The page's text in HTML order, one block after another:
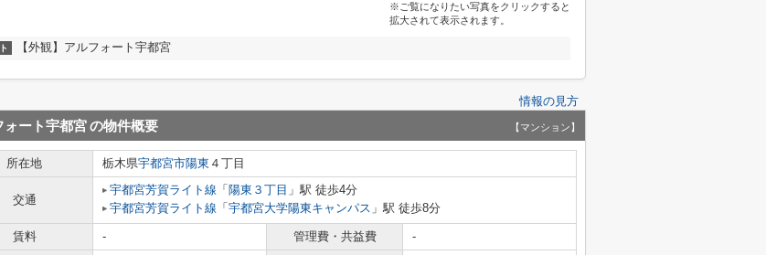
※ご覧になりたい写真をクリックすると
拡大されて表示されます。
【外観】アルフォート宇都宮
情報の見方
ォート宇都宮の物件概要 【マンション】
所在地 栃木県宇都宮市陽東 ４丁目
交通
宇都宮芳賀ライト線 「 陽東３丁目 」駅 徒歩4分
宇都宮芳賀ライト線 「 宇都宮大学陽東キャンパス 」駅 徒歩8分
賃料 - 管理費・共益費
-